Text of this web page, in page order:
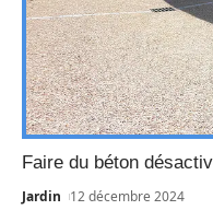
Faire du béton
Jardin 12 décembre 2024